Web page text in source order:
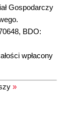
Gospodarczy
BDO:
wpłacony
»